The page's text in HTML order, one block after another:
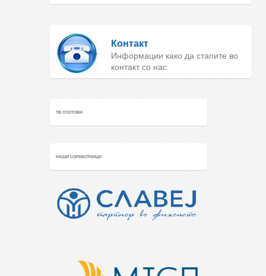
Контакт
Информации како да стапите во
контакт со нас
ТВ СПОТОВИ
НАШИ СОРАБОТНИЦИ